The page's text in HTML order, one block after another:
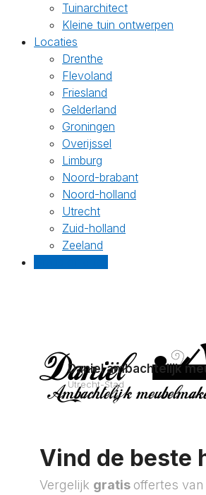
Tuinarchitect
Kleine tuin ontwerpen
Locaties
Drenthe
Flevoland
Friesland
Gelderland
Groningen
Overijssel
Limburg
Noord-brabant
Noord-holland
Utrecht
Zuid-holland
Zeeland
Daniel ambachtelijk
Utrecht-Stad
Vind de beste
Vergelijk gratis offertes